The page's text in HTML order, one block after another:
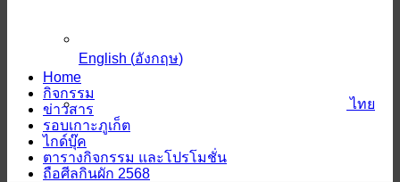
ไทย
English (อังกฤษ)
Home
กิจกรรม
ข่าวสาร
รอบเกาะภูเก็ต
ไกด์บุ๊ค
ตารางกิจกรรม และโปรโมชั่น
ถือศีลกินผัก 2568